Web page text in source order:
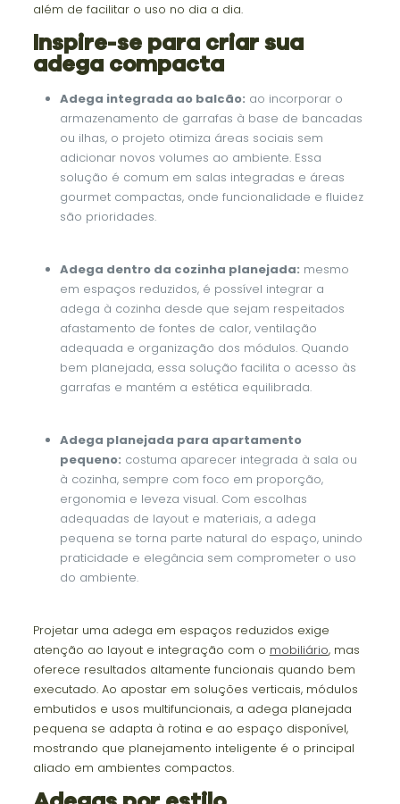
além de facilitar o uso no dia a dia.
Inspire-se para criar sua
adega compacta
Adega integrada ao balcão: ao incorporar o
armazenamento de garrafas à base de bancadas
ou ilhas, o projeto otimiza áreas sociais sem
adicionar novos volumes ao ambiente. Essa
solução é comum em salas integradas e áreas
gourmet compactas, onde funcionalidade e fluidez
são prioridades.
Adega dentro da cozinha planejada: mesmo
em espaços reduzidos, é possível integrar a
adega à cozinha desde que sejam respeitados
afastamento de fontes de calor, ventilação
adequada e organização dos módulos. Quando
bem planejada, essa solução facilita o acesso às
garrafas e mantém a estética equilibrada.
Adega planejada para apartamento
pequeno: costuma aparecer integrada à sala ou
à cozinha, sempre com foco em proporção,
ergonomia e leveza visual. Com escolhas
adequadas de layout e materiais, a adega
pequena se torna parte natural do espaço, unindo
praticidade e elegância sem comprometer o uso
do ambiente.
Projetar uma adega em espaços reduzidos exige
atenção ao layout e integração com o mobiliário, mas
oferece resultados altamente funcionais quando bem
executado. Ao apostar em soluções verticais, módulos
embutidos e usos multifuncionais, a adega planejada
pequena se adapta à rotina e ao espaço disponível,
mostrando que planejamento inteligente é o principal
aliado em ambientes compactos.